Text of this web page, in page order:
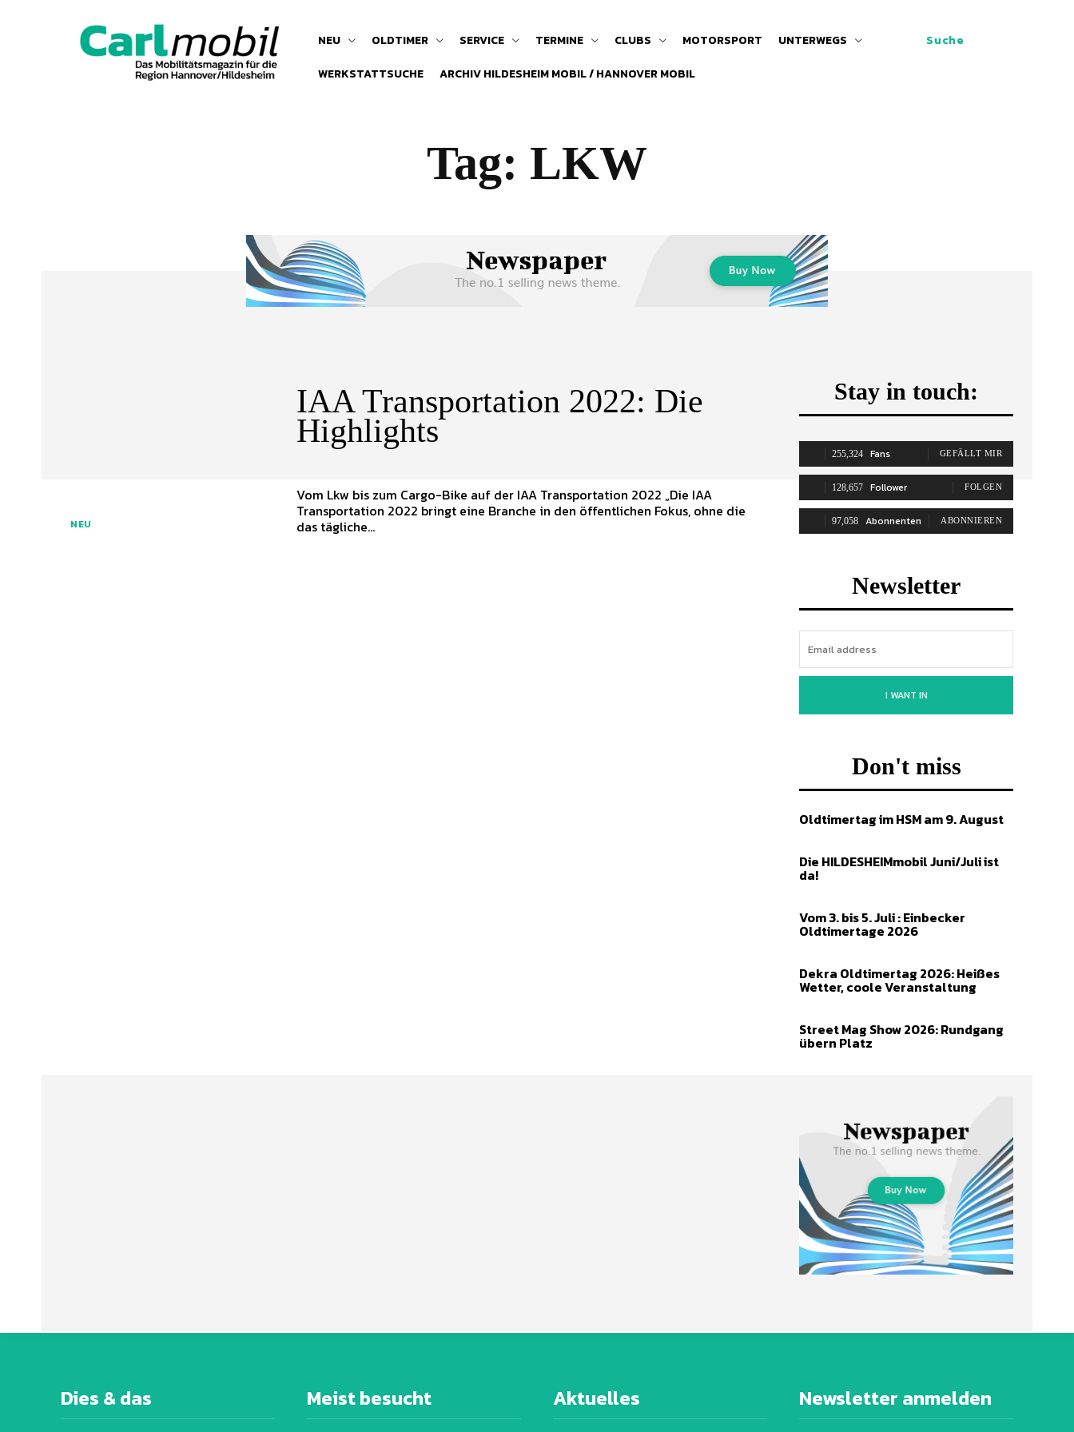
Suche
NEU OLDTIMER SERVICE TERMINE CLUBS MOTORSPORT
UNTERWEGS
WERKSTATTSUCHE
ARCHIV HILDESHEIM MOBIL / HANNOVER MOBIL
Tag: LKW
NEU
IAA Transportation 2022: Die
Highlights
Vom Lkw bis zum Cargo-Bike auf der IAA Transportation 2022 „Die IAA
Transportation 2022 bringt eine Branche in den öffentlichen Fokus, ohne die
das tägliche...
Stay in touch:
255,324 Fans GEFÄLLT MIR
128,657 Follower FOLGEN
97,058 Abonnenten ABONNIEREN
Newsletter
I WANT IN
Don't miss
Oldtimertag im HSM am 9. August
Die HILDESHEIMmobil Juni/Juli ist
da!
Vom 3. bis 5. Juli : Einbecker
Oldtimertage 2026
Dekra Oldtimertag 2026: Heißes
Wetter, coole Veranstaltung
Street Mag Show 2026: Rundgang
übern Platz
Dies & das Meist besucht Aktuelles Newsletter anmelden